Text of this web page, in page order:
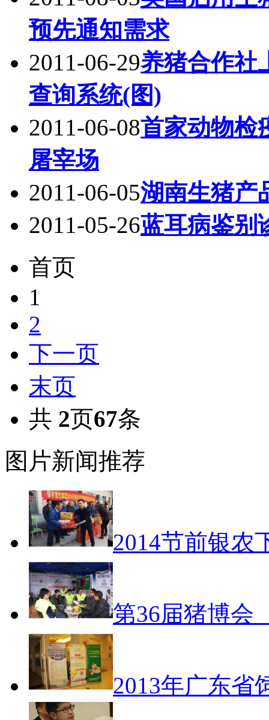
预先通知需求
2011-06-29养猪合作社
查询系统(图)
2011-06-08首家动物检
屠宰场
2011-06-05湖南生猪产
2011-05-26蓝耳病鉴别
首页
1
2
下一页
末页
共 2页67条
图片新闻推荐
2014节前银农
第36届猪博会
2013年广东省